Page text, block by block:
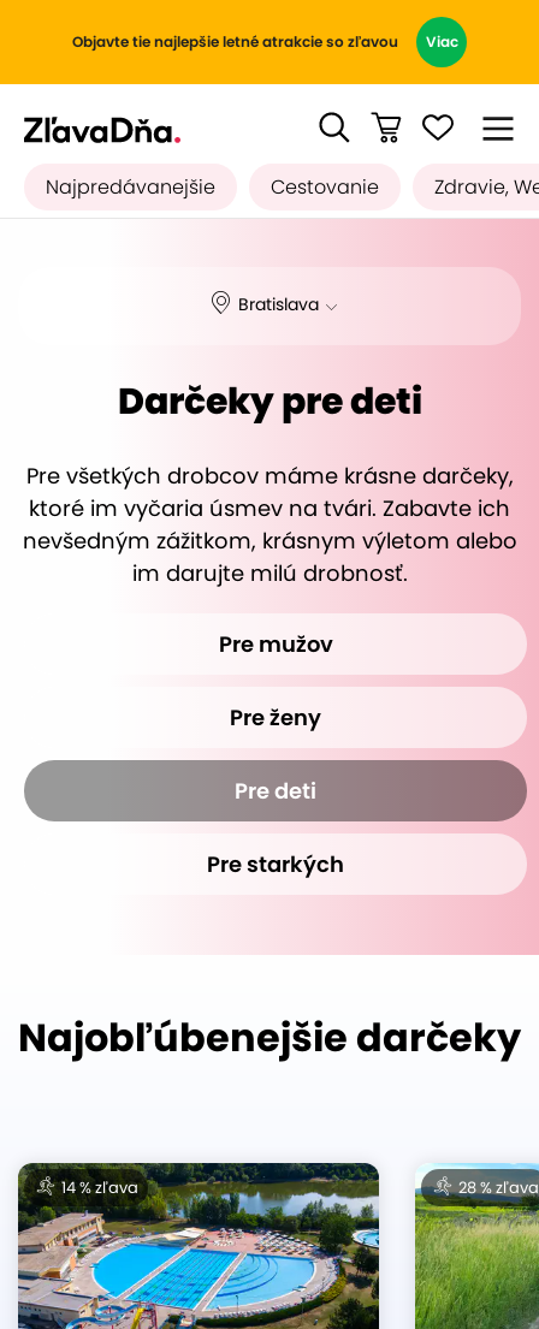
Objavte tie najlepšie letné atrakcie so zľavou Viac
Najpredávanejšie Cestovanie Zdravie,
Bratislava
Darčeky pre deti
Pre všetkých drobcov máme krásne darčeky,
ktoré im vyčaria úsmev na tvári. Zabavte ich
nevšedným zážitkom, krásnym výletom alebo
im darujte milú drobnosť.
Pre mužov
Pre ženy
Pre deti
Pre starkých
Najobľúbenejšie darčeky
14 % zľava 28 % zľava